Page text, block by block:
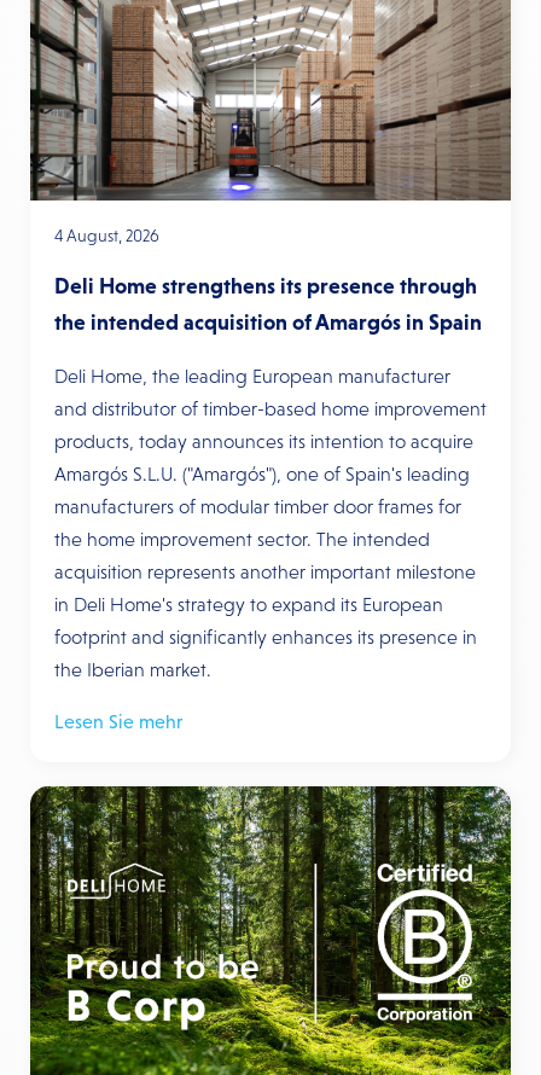
4 August, 2026
Deli Home strengthens its presence through
the intended acquisition of Amargós in Spain
Deli Home, the leading European manufacturer
and distributor of timber-based home improvement
products, today announces its intention to acquire
Amargós S.L.U. ("Amargós"), one of Spain's leading
manufacturers of modular timber door frames for
the home improvement sector. The intended
acquisition represents another important milestone
in Deli Home's strategy to expand its European
footprint and significantly enhances its presence in
the Iberian market.
Lesen Sie mehr